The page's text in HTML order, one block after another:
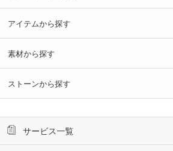
アイテムから探す
素材から探す
ストーンから探す
サービス一覧